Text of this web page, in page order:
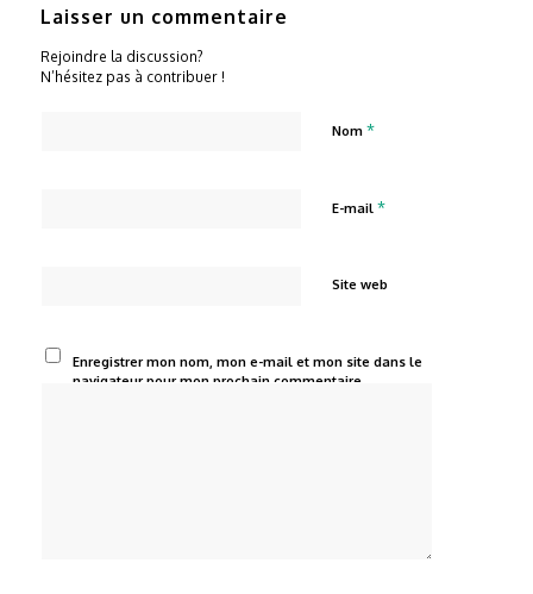
Laisser un commentaire
Rejoindre la discussion?
N’hésitez pas à contribuer !
Nom *
E-mail *
Site web
Enregistrer mon nom, mon e-mail et mon site dans le
navigateur pour mon prochain commentaire.